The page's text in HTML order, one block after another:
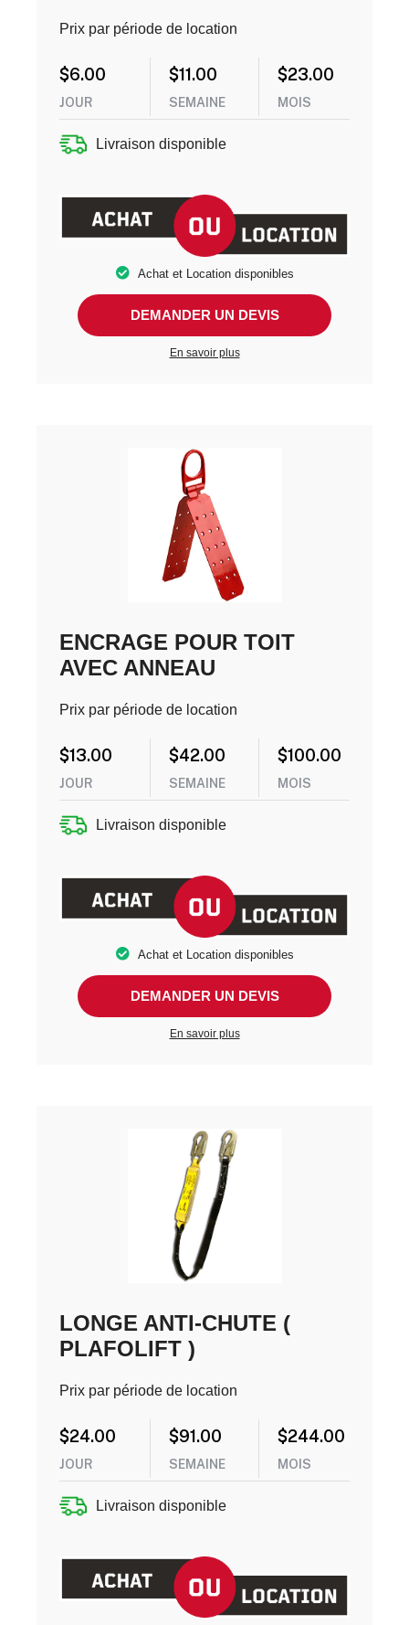
Prix par période de location
$6.00
JOUR
$11.00
SEMAINE
$23.00
MOIS
Livraison disponible
Achat et Location disponibles
DEMANDER UN DEVIS
En savoir plus
ENCRAGE POUR TOIT
AVEC ANNEAU
Prix par période de location
$13.00
JOUR
$42.00
SEMAINE
$100.00
MOIS
Livraison disponible
Achat et Location disponibles
DEMANDER UN DEVIS
En savoir plus
LONGE ANTI-CHUTE (
PLAFOLIFT )
Prix par période de location
$24.00
JOUR
$91.00
SEMAINE
$244.00
MOIS
Livraison disponible